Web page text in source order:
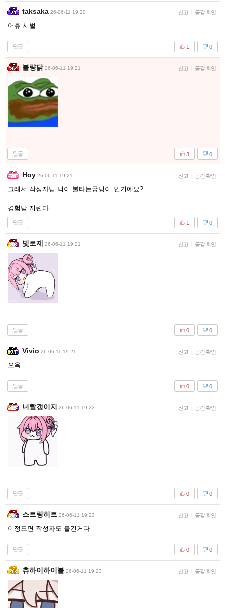
taksaka 26-06-11 19:20 신고 | 공감 확인
어휴 시벌
답글 0
1
불량닭 26-06-11 19:21 신고 | 공감 확인
답글 0
3
Hoy 26-06-11 19:21 신고 | 공감 확인
그래서 작성자님 닉이 불타는궁딩이 인거에요?
경험담 지린다..
답글 0
1
빛로제 26-06-11 19:21 신고 | 공감 확인
답글 0
0
Vivio 26-06-11 19:21 신고 | 공감 확인
으윽
답글 0
0
너빨갱이지 26-06-11 19:22 신고 | 공감 확인
답글 0
0
스트링히트 26-06-11 19:23 신고 | 공감 확인
이정도면 작성자도 즐긴거다
답글 0
0
츄하이하이볼 26-06-11 19:23 신고 | 공감 확인